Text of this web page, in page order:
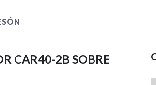
CAR40-2B SOBRE